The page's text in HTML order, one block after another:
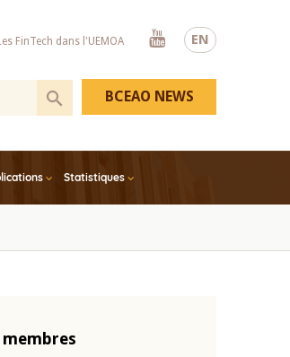
EN
FinTech dans l'UEMOA
Youtube
Statistiques
BCEAO NEWS